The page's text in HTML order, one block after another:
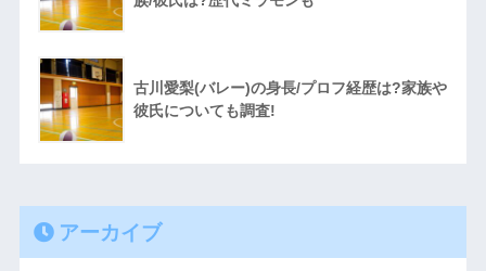
古川愛梨(バレー)の身長/プロフ経歴は?家族や
彼氏についても調査!
アーカイブ